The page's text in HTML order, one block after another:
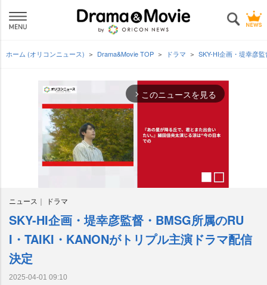
ホーム (オリコンニュース) Drama&Movie TOP ドラマ SKY-HI企画・堤幸彦
arrow_forward_ios このニュースを見る
M
u
t
ニュース ドラマ
SKY-HI企画・堤幸彦監督・BMSG所属のRU
I・TAIKI・KANONがトリプル主演ドラマ配信
決定
2025-04-01 09:10